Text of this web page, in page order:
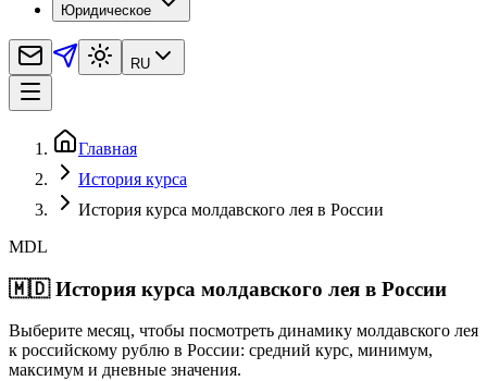
Юридическое
RU
Главная
История курса
История курса молдавского лея в России
MDL
🇲🇩 История курса молдавского лея в России
Выберите месяц, чтобы посмотреть динамику молдавского лея
к российскому рублю в России: средний курс, минимум,
максимум и дневные значения.